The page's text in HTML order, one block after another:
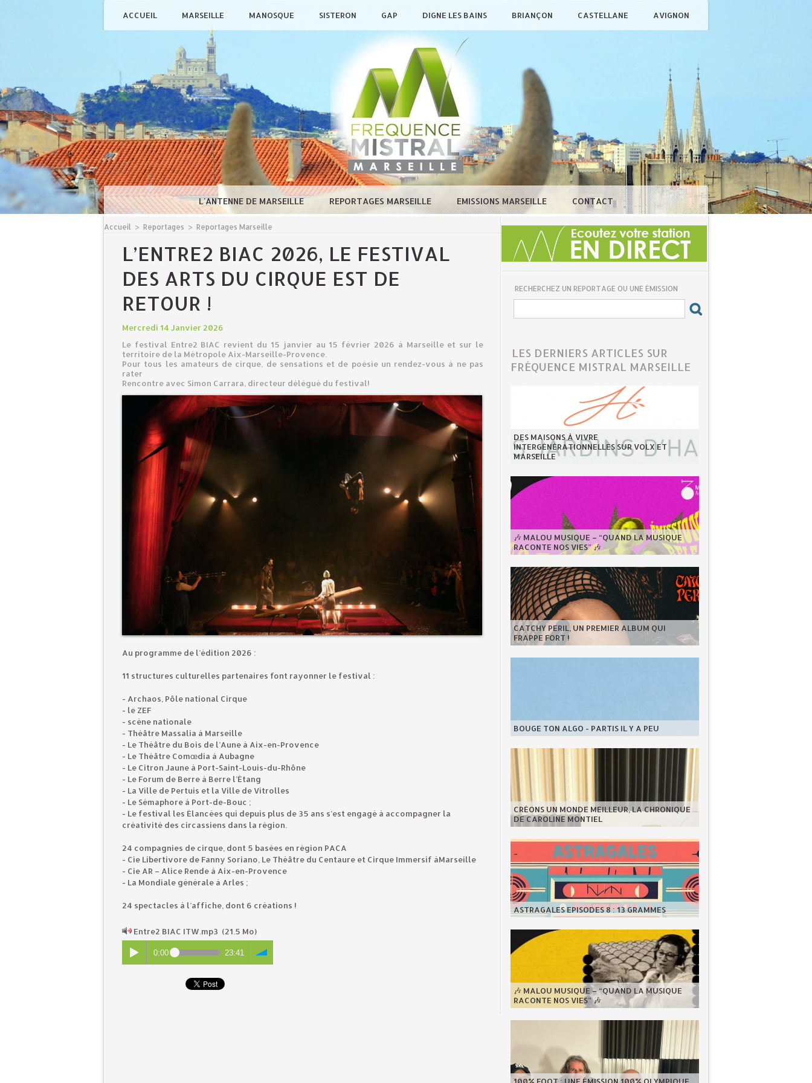
ACCUEIL MARSEILLE MANOSQUE SISTERON GAP DIGNE LES BAINS BRIANÇON CASTELLANE AVIGNON
L'ANTENNE DE MARSEILLE REPORTAGES MARSEILLE EMISSIONS MARSEILLE CONTACT
Accueil > Reportages > Reportages Marseille
L’ENTRE2 BIAC 2026, LE FESTIVAL
DES ARTS DU CIRQUE EST DE
RETOUR !
Mercredi 14 Janvier 2026
Le festival Entre2 BIAC revient du 15 janvier au 15 février 2026 à Marseille et sur le
territoire de la Métropole Aix-Marseille-Provence.
Pour tous les amateurs de cirque, de sensations et de poésie un rendez-vous à ne pas
rater
Rencontre avec Simon Carrara, directeur délégué du festival!
Au programme de l’édition 2026 :
11 structures culturelles partenaires font rayonner le festival :
- Archaos, Pôle national Cirque
- le ZEF
- scène nationale
- Théâtre Massalia à Marseille
- Le Théâtre du Bois de l’Aune à Aix-en-Provence
- Le Théâtre Comœdia à Aubagne
- Le Citron Jaune à Port-Saint-Louis-du-Rhône
- Le Forum de Berre à Berre l’Étang
- La Ville de Pertuis et la Ville de Vitrolles
- Le Sémaphore à Port-de-Bouc ;
- Le festival les Élancées qui depuis plus de 35 ans s’est engagé à accompagner la
créativité des circassiens dans la région.
24 compagnies de cirque, dont 5 basées en région PACA
- Cie Libertivore de Fanny Soriano, Le Théâtre du Centaure et Cirque Immersif àMarseille
- Cie AR – Alice Rende à Aix-en-Provence
- La Mondiale générale à Arles ;
24 spectacles à l’affiche, dont 6 créations !
Entre2 BIAC ITW.mp3 (21.5 Mo)
0:00 23:41
RECHERCHEZ UN REPORTAGE OU UNE ÉMISSION
LES DERNIERS ARTICLES SUR
FRÉQUENCE MISTRAL MARSEILLE
DES MAISONS À VIVRE
INTERGÉNÉRATIONNELLES SUR VOLX ET
MARSEILLE
🎶 MALOU MUSIQUE – “QUAND LA MUSIQUE
RACONTE NOS VIES” 🎶
CATCHY PERIL, UN PREMIER ALBUM QUI
FRAPPE FORT !
BOUGE TON ALGO - PARTIS IL Y A PEU
CRÉONS UN MONDE MEILLEUR, LA CHRONIQUE
DE CAROLINE MONTIEL
ASTRAGALES EPISODES 8 : 13 GRAMMES
🎶 MALOU MUSIQUE – “QUAND LA MUSIQUE
RACONTE NOS VIES” 🎶